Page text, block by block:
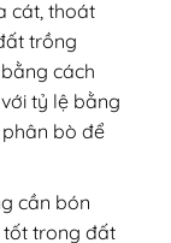
cát, thoát
trồng
cách
tỷ lệ bằng
bò để
cần bón
tốt trong đất